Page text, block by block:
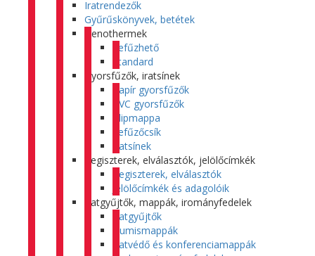
Iratrendezők
Gyűrűskönyvek, betétek
Genothermek
Lefűzhető
Standard
Gyorsfűzők, iratsínek
Papír gyorsfűzők
PVC gyorsfűzők
Klipmappa
Lefűzőcsík
Iratsínek
Regiszterek, elválasztók, jelölőcímkék
Regiszterek, elválasztók
Jelölőcímkék és adagolóik
Iratgyűjtők, mappák, irományfedelek
Iratgyűjtők
Gumismappák
Iratvédő és konferenciamappák